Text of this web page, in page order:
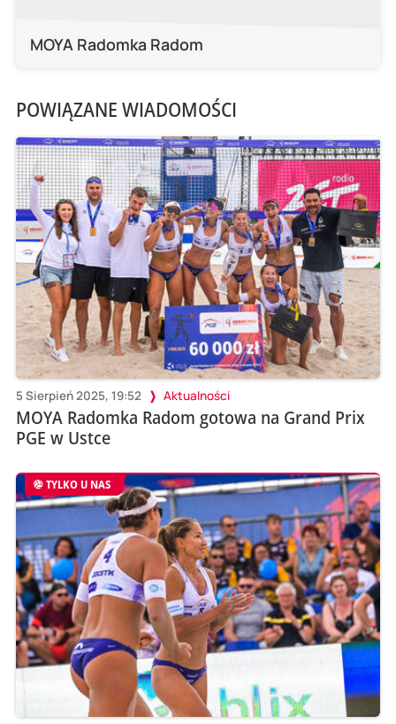
MOYA Radomka Radom
POWIĄZANE WIADOMOŚCI
5 Sierpień 2025, 19:52 Aktualności
MOYA Radomka Radom gotowa na Grand Prix
PGE w Ustce
TYLKO U NAS